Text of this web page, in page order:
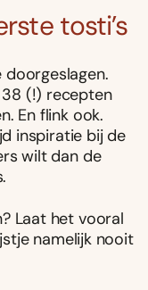
tosti’s
doorgeslagen.
38 (!) recepten
En flink ook.
inspiratie bij de
wilt dan de
Laat het vooral
namelijk nooit